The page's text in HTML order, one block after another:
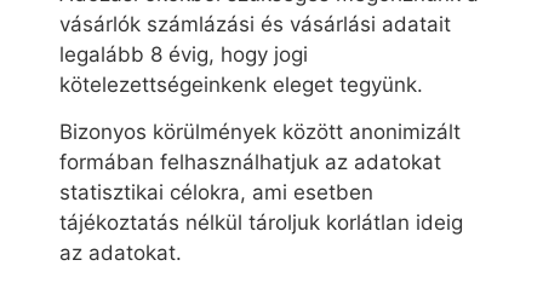
vásárlók számlázási és vásárlási adatait
legalább 8 évig, hogy jogi
kötelezettségeinkenk eleget tegyünk.
Bizonyos körülmények között anonimizált
formában felhasználhatjuk az adatokat
statisztikai célokra, ami esetben
tájékoztatás nélkül tároljuk korlátlan ideig
az adatokat.